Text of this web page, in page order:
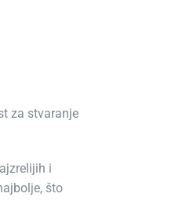
za stvaranje
i
što